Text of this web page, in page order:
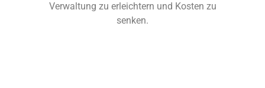
Verwaltung zu erleichtern und Kosten zu
senken.